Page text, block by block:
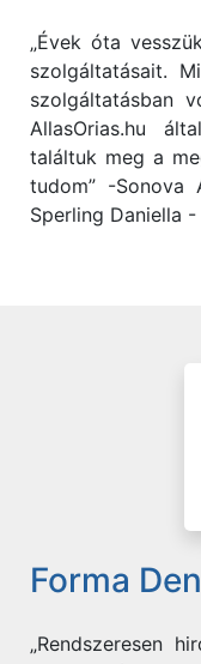
„Évek óta
szolgáltatásait.
szolgáltatásban
AllasOrias.hu
találtuk meg a
tudom” -Sonova
Sperling Daniella
Forma
„Rendszeresen